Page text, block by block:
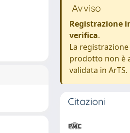
Avviso
Registrazione
verifica.
La
prodotto non è
validata in ArTS.
Citazioni